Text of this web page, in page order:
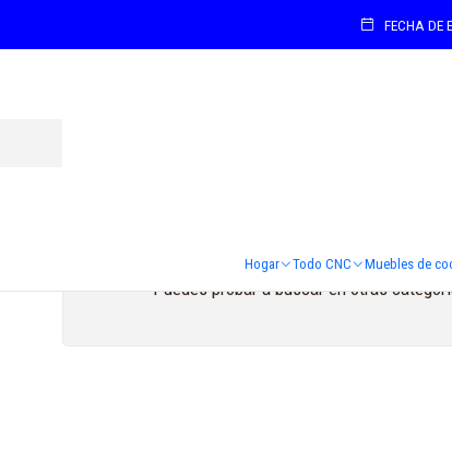
Hogar Todo CNC Muebles de
FECHA
Puedes probar a buscar en otras